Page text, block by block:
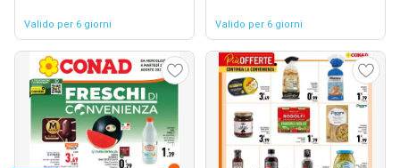
Valido per 6 giorni Valido per 6 giorni